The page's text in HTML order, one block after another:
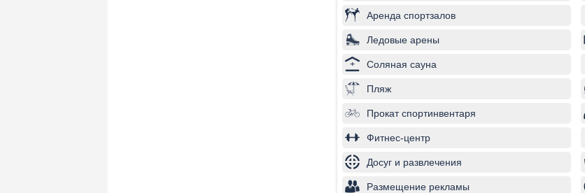
Аренда спортзалов
Ледовые арены
Соляная сауна
Пляж
Прокат спортинвентаря
Фитнес-центр
Досуг и развлечения
Размещение рекламы